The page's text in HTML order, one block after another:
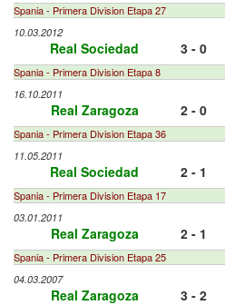
Spania - Primera Division Etapa 27
10.03.2012
Real Sociedad 3 - 0
Spania - Primera Division Etapa 8
16.10.2011
Real Zaragoza 2 - 0
Spania - Primera Division Etapa 36
11.05.2011
Real Sociedad 2 - 1
Spania - Primera Division Etapa 17
03.01.2011
Real Zaragoza 2 - 1
Spania - Primera Division Etapa 25
04.03.2007
Real Zaragoza 3 - 2